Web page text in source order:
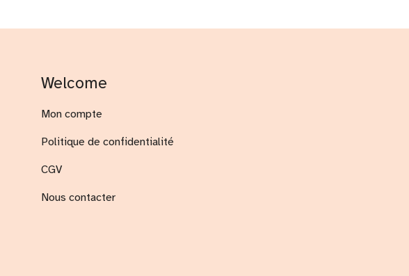
Welcome
Mon compte
Politique de confidentialité
CGV
Nous contacter